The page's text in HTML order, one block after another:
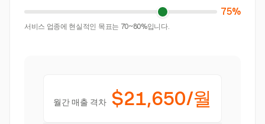
75%
서비스 업종에 현실적인 목표는 70~80%입니다.
월간 매출 격차 $21,650/월